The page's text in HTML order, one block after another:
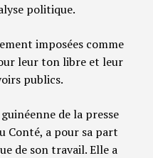
politique.
imposées comme
leur ton libre et leur
publics.
de la presse
Conté, a pour sa part
de son travail. Elle a